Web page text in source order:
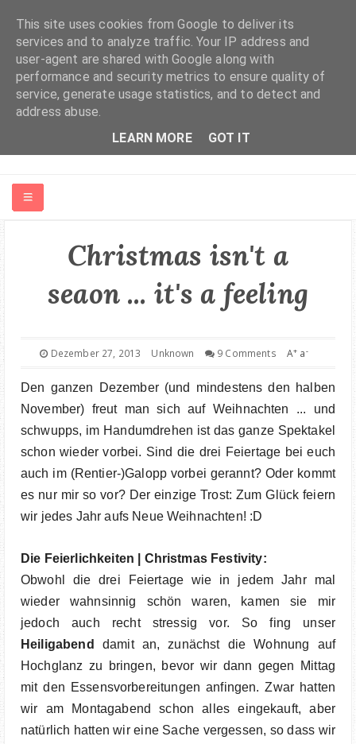
BOOKS
TRAVEL
KIEL INSIGHTS
IMPRESSUM
Christmas isn't a
seaon ... it's a feeling
Dezember 27, 2013 Unknown 9 Comments A+ a-
Den ganzen Dezember (und mindestens den halben
November) freut man sich auf Weihnachten ... und
schwupps, im Handumdrehen ist das ganze Spektakel
schon wieder vorbei. Sind die drei Feiertage bei euch
auch im (Rentier-)Galopp vorbei gerannt? Oder kommt
es nur mir so vor? Der einzige Trost: Zum Glück feiern
wir jedes Jahr aufs Neue Weihnachten! :D
Die Feierlichkeiten | Christmas Festivity:
Obwohl die drei Feiertage wie in jedem Jahr mal
wieder wahnsinnig schön waren, kamen sie mir
jedoch auch recht stressig vor. So fing unser
Heiligabend
damit an, zunächst die Wohnung auf
Hochglanz zu bringen, bevor wir dann gegen Mittag
mit den Essensvorbereitungen anfingen. Zwar hatten
wir am Montagabend schon alles eingekauft, aber
natürlich hatten wir eine Sache vergessen, so dass wir
This site uses cookies from Google to deliver its
services and to analyze traffic. Your IP address and
user-agent are shared with Google along with
performance and security metrics to ensure quality of
service, generate usage statistics, and to detect and
address abuse.
LEARN MORE
GOT IT